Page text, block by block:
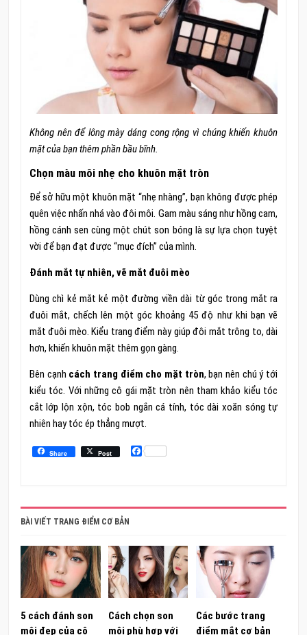
Không nên để lông mày dáng cong rộng vì chúng khiến khuôn
mặt của bạn thêm phần bầu bĩnh.
Chọn màu môi nhẹ cho khuôn mặt tròn
Để sở hữu một khuôn mặt “nhẹ nhàng”, bạn không được phép
quên việc nhấn nhá vào đôi môi. Gam màu sáng như hồng cam,
hồng cánh sen cùng một chút son bóng là sự lựa chọn tuyệt
vời để bạn đạt được “mục đích” của mình.
Đánh mắt tự nhiên, vẽ mắt đuôi mèo
Dùng chì kẻ mắt kẻ một đường viền dài từ góc trong mắt ra
đuôi mắt, chếch lên một góc khoảng 45 độ như khi bạn vẽ
mắt đuôi mèo. Kiểu trang điểm này giúp đôi mắt trông to, dài
hơn, khiến khuôn mặt thêm gọn gàng.
Bên cạnh cách trang điểm cho mặt tròn, bạn nên chú ý tới
kiểu tóc. Với những cô gái mặt tròn nên tham khảo kiểu tóc
cắt lớp lộn xộn, tóc bob ngắn cá tính, tóc dài xoăn sóng tự
nhiên hay tóc ép thẳng mượt.
Share Post Facebook
BÀI VIẾT TRANG ĐIỂM CƠ BẢN
5 cách đánh son
môi đẹp của cô
Cách chọn son
môi phù hợp với
Các bước trang
điểm mắt cơ bản